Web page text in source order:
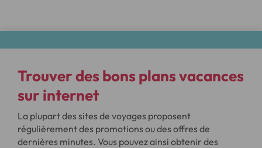
Trouver des bons plans vacances
sur internet
La plupart des sites de voyages proposent
régulièrement des promotions ou des offres de
dernières minutes. Vous pouvez ainsi obtenir des